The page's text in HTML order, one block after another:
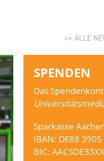
>> ALLE
SPENDEN
Das
Sparkasse
IBAN: DE88
BIC: